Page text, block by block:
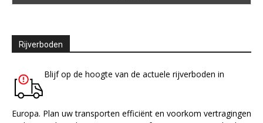
Rijverboden
Blijf op de hoogte van de actuele rijverboden in
Europa. Plan uw transporten efficiënt en voorkom vertragingen